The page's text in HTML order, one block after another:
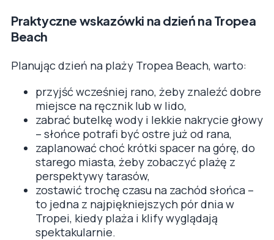
Praktyczne wskazówki na dzień na Tropea
Beach
Planując dzień na plaży Tropea Beach, warto:
przyjść wcześniej rano, żeby znaleźć dobre
miejsce na ręcznik lub w lido,
zabrać butelkę wody i lekkie nakrycie głowy
– słońce potrafi być ostre już od rana,
zaplanować choć krótki spacer na górę, do
starego miasta, żeby zobaczyć plażę z
perspektywy tarasów,
zostawić trochę czasu na zachód słońca –
to jedna z najpiękniejszych pór dnia w
Tropei, kiedy plaża i klify wyglądają
spektakularnie.